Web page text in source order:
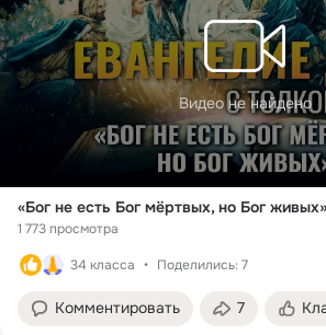
Видео не найдено
«Бог не есть Бог мёртвых, но Бог
1 773 просмотра
34 класса Поделились: 7
Комментировать 7